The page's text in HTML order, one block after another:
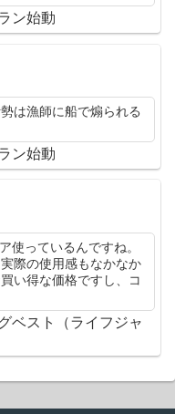
ン始動
は漁師に船で煽られる
ン始動
っているんですね。
際の使用感もなかなか
い得な価格ですし、コ
ベスト（ライフジャ